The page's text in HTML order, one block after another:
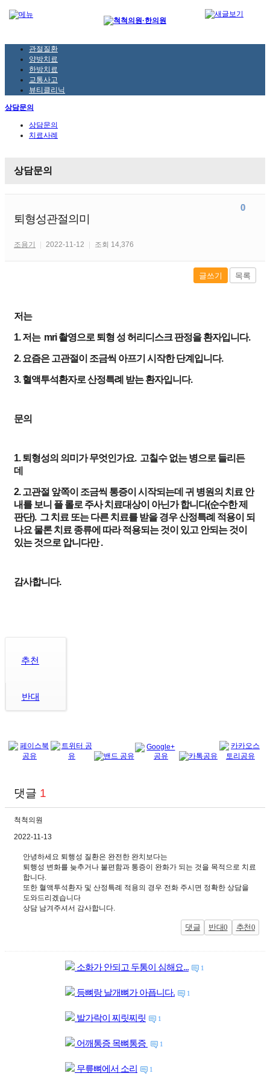
관절질환
양방치료
한방치료
교통사고
뷰티클리닉
상담문의
상담문의
치료사례
상담문의
퇴형성관절의미
조용기 | 2022-11-12 | 조회 14,376
글쓰기 목록
저는
1. 저는 mri 촬영으로 퇴형 성허리디스크 판정을 환자입니다.
2. 요즘은 고관절이 조금씩 아프기 시작한 단계입니다.
3. 혈액투석환자로 산정특례 받는 환자입니다.
문의
1. 퇴형성의 의미가무엇인가요. 고칠수 없는 병으로 들리든
데
2. 고관절 앞쪽이 조금씩 통증이 시작되는데 귀 병원의 치료 안
내를 보니 플 롤로 주사 치료대상이 아닌가합니다(순수한 제
판단). 그 치료 또는 다른 치료를 받을 경우 산정특례 적용이 되
나요 물론 치료 종류에 따라 적용되는 것이 있고 안되는 것이
있는 것으로 압니다만 .
감사합니다.
추천
0
반대
0
댓글 1
척척의원
2022-11-13
추천0
반대0
댓글
안녕하세요 퇴행성 질환은 완전한 완치보다는
퇴행성 변화를 늦추거나 불편함과 통증이 완화가 되는 것을 목적으로 치료
합니다.
또한 혈액투석환자 및 산정특례 적용의 경우 전화 주시면 정확한 상담을
도와드리겠습니다
상담 남겨주셔서 감사합니다.
소화가 안되고 두통이 심해요... 1
등뼈랑 날개뼈가 아픕니다. 1
발가락이 찌릿찌릿 1
어깨통증 목뼈통증 1
무릎뼈에서 소리 1